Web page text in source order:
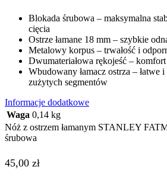
Blokada śrubowa – maksymalna
cięcia
Ostrze łamane 18 mm – szybkie
Metalowy korpus – trwałość i
Dwumateriałowa rękojeść –
Wbudowany łamacz ostrza – łatwe
zużytych segmentów
Informacje dodatkowe
Waga 0,14 kg
Nóż z ostrzem łamanym STANLEY
śrubowa
45,00 zł